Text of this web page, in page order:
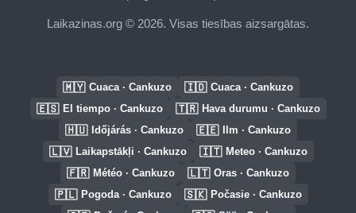
Laikazinas.org © 2026. Visas tiesības aizsargātas.
🇲🇾 Cuaca · Cankuzo 🇮🇩 Cuaca · Cankuzo
🇪🇸 El tiempo · Cankuzo 🇹🇷 Hava durumu · Cankuzo
🇭🇺 Időjárás · Cankuzo 🇪🇪 Ilm · Cankuzo
🇱🇻 Laikapstākļi · Cankuzo 🇮🇹 Meteo · Cankuzo
🇫🇷 Météo · Cankuzo 🇱🇹 Oras · Cankuzo
🇵🇱 Pogoda · Cankuzo 🇸🇰 Počasie · Cankuzo